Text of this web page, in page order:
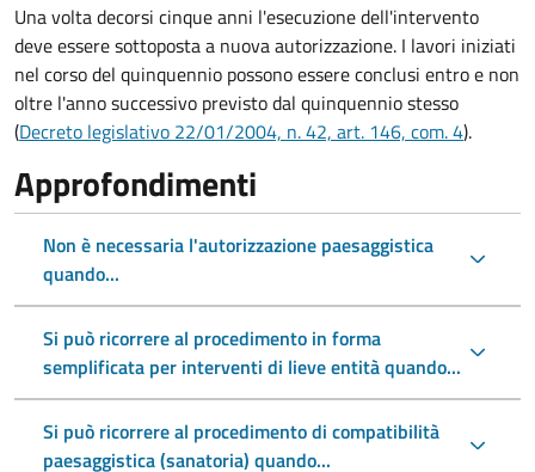
Una volta decorsi cinque anni l'esecuzione dell'intervento
deve essere sottoposta a nuova autorizzazione. I lavori iniziati
nel corso del quinquennio possono essere conclusi entro e non
oltre l'anno successivo previsto dal quinquennio stesso
(Decreto legislativo 22/01/2004, n. 42, art. 146, com. 4).
Approfondimenti
Non è necessaria l'autorizzazione paesaggistica
quando...
Si può ricorrere al procedimento in forma
semplificata per interventi di lieve entità quando...
Si può ricorrere al procedimento di compatibilità
paesaggistica (sanatoria) quando...